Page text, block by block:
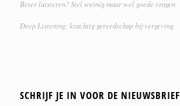
Beter luisteren? Stel weinig maar wel goede vragen
Deep Listening: krachtig gereedschap bij vergeving
SCHRIJF JE IN VOOR DE NIEUWSBRIEF